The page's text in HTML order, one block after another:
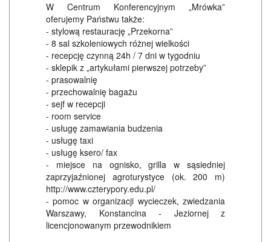
W Centrum Konferencyjnym „Mrówka”
oferujemy Państwu także:
- stylową restaurację „Przekorna”
- 8 sal szkoleniowych różnej wielkości
- recepcję czynną 24h / 7 dni w tygodniu
- sklepik z „artykułami pierwszej potrzeby”
- prasowalnię
- przechowalnię bagażu
- sejf w recepcji
- room service
- usługę zamawiania budzenia
- usługę taxi
- usługę ksero/ fax
- miejsce na ognisko, grilla w sąsiedniej
zaprzyjaźnionej agroturystyce (ok. 200 m)
http://www.czterypory.edu.pl/
- pomoc w organizacji wycieczek, zwiedzania
Warszawy, Konstancina - Jeziornej z
licencjonowanym przewodnikiem